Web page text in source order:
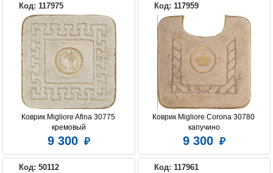
Код: 117975
Коврик Migliore Afina 30775
кремовый
9 300
Код: 117959
Коврик Migliore Corona 30780
капучино
9 300
Код: 50112 Код: 117961